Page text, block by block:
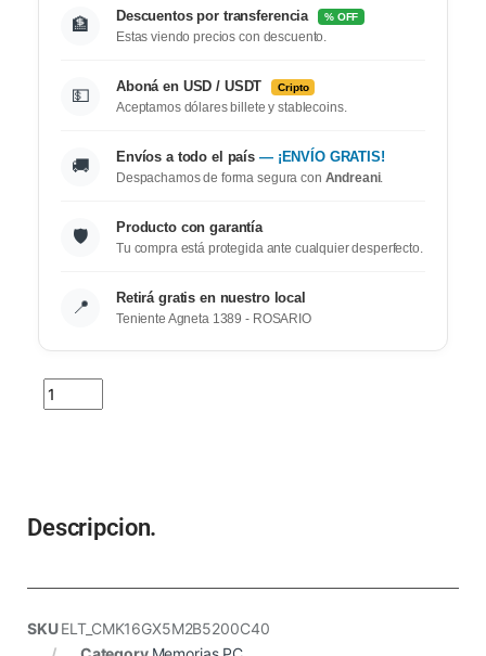
🏦 Descuentos por transferencia % OFF
Estas viendo precios con descuento.
💵 Aboná en USD / USDT Cripto
Aceptamos dólares billete y stablecoins.
🚚 Envíos a todo el país — ¡ENVÍO GRATIS!
Despachamos de forma segura con Andreani.
🛡️ Producto con garantía
Tu compra está protegida ante cualquier desperfecto.
📍 Retirá gratis en nuestro local
Teniente Agneta 1389 - ROSARIO
Descripcion.
SKUELT_CMK16GX5M2B5200C40